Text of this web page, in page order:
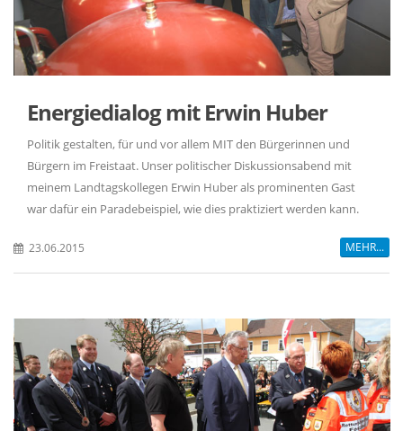
Energiedialog mit Erwin Huber
Politik gestalten, für und vor allem MIT den Bürgerinnen und
Bürgern im Freistaat. Unser politischer Diskussionsabend mit
meinem Landtagskollegen Erwin Huber als prominenten Gast
war dafür ein Paradebeispiel, wie dies praktiziert werden kann.
23.06.2015 MEHR...